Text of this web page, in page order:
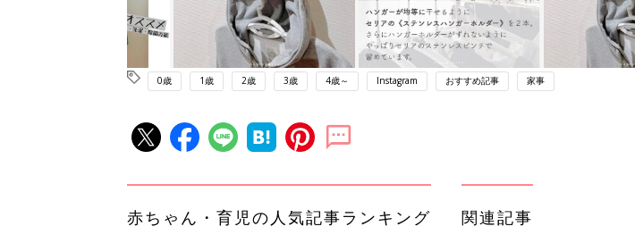
0歳 1歳 2歳 3歳 4歳～ Instagram おすすめ記事 家事
赤ちゃん・育児の人気記事ランキング 関連記事